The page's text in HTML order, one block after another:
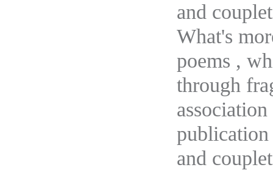
and
What's
poems ,
through
publication
and